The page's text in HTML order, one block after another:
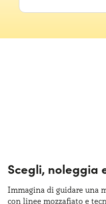
Scegli, noleggia
Immagina di guidare una
con linee mozzafiato e